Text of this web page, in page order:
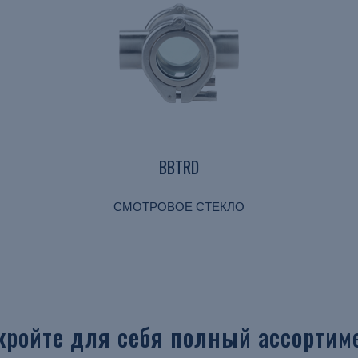
BBTRD
СМОТРОВОЕ СТЕКЛО
для себя полный